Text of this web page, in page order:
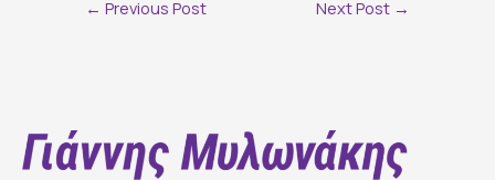
← Previous Post Next Post →